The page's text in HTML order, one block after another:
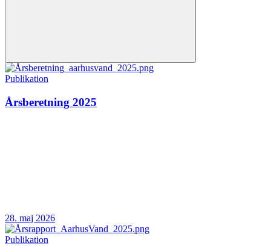
Publikation
Årsberetning 2025
28. maj 2026
Publikation